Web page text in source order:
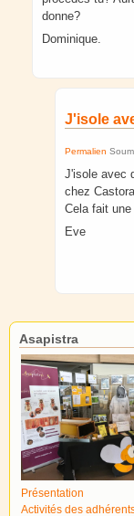
donne?
Dominique.
J'isole
Permalien
J'isole avec
chez
Cela fait
Eve
Asapistra
Présentation
Activités des